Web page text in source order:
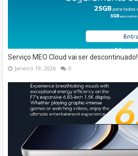
Serviço MEO Cloud vai ser descontinuado!
Janeiro 19, 2026 0